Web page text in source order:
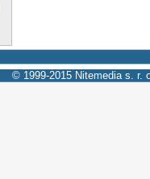
© 1999-2015 Nitemedia s. r.